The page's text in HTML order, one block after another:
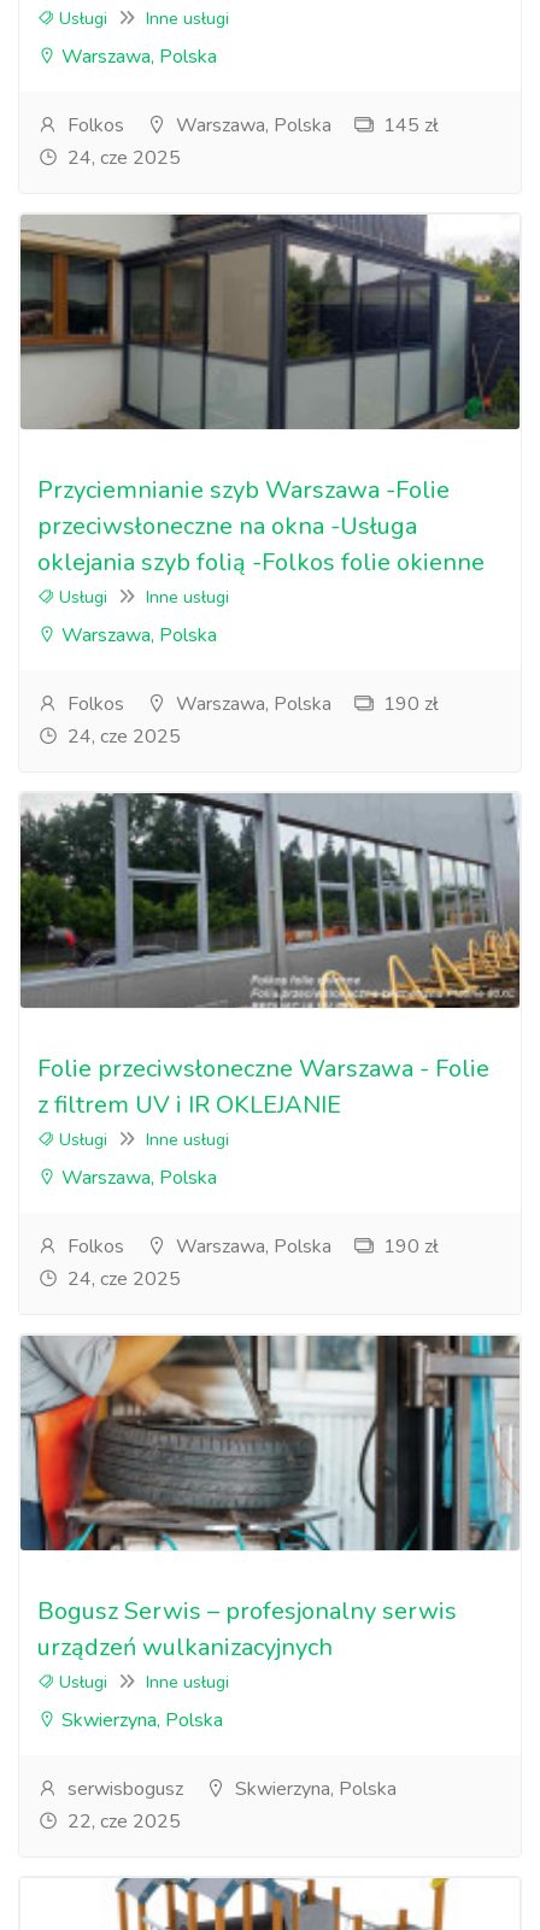
Usługi Inne usługi
Warszawa, Polska
Folkos Warszawa, Polska
145 zł
24, cze 2025
Przyciemnianie szyb Warszawa -Folie
przeciwsłoneczne na okna -Usługa
oklejania szyb folią -Folkos folie okienne
Usługi Inne usługi
Warszawa, Polska
Folkos Warszawa, Polska
190 zł
24, cze 2025
Folie przeciwsłoneczne Warszawa - Folie
z filtrem UV i IR OKLEJANIE
Usługi Inne usługi
Warszawa, Polska
Folkos Warszawa, Polska
190 zł
24, cze 2025
Bogusz Serwis – profesjonalny serwis
urządzeń wulkanizacyjnych
Usługi Inne usługi
Skwierzyna, Polska
serwisbogusz
Skwierzyna, Polska
22, cze 2025